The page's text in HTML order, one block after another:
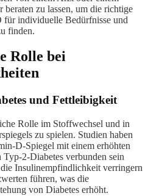
zu lassen, um die richtige
individuelle Bedürfnisse und
finden.
Rolle bei
und Fettleibigkeit
Rolle im Stoffwechsel und in
zu spielen. Studien haben
D-Spiegel mit einem erhöhten
2-Diabetes verbunden sein
Insulinempfindlichkeit verringern
führen, was die
von Diabetes erhöht.